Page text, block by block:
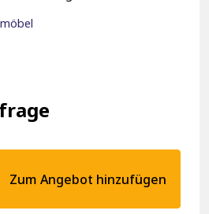
Zum Angebot hinzufügen